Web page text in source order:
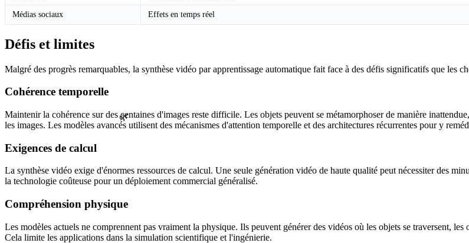
🌿
Médias sociaux Effets en temps réel
Défis et limites
Malgré des progrès remarquables, la synthèse vidéo par apprentissage automatique fait face à des défis significatifs que les
Cohérence temporelle
Maintenir la cohérence sur des centaines d'images reste difficile. Les objets peuvent se métamorphoser de manière
les images. Les modèles avancés utilisent des mécanismes d'attention temporelle et des architectures récurrentes pour y
Exigences de calcul
La synthèse vidéo exige d'énormes ressources de calcul. Une seule génération vidéo de haute qualité peut nécessiter des
la technologie coûteuse pour un déploiement commercial généralisé.
Compréhension physique
Les modèles actuels ne comprennent pas vraiment la physique. Ils peuvent générer des vidéos où les objets se traversent,
Cela limite les applications dans la simulation scientifique et l'ingénierie.